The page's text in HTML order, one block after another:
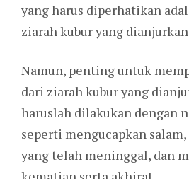
yang harus diperhatikan
ziarah kubur yang
Namun, penting untuk
dari ziarah kubur yang
haruslah dilakukan dengan
seperti mengucapkan
yang telah meninggal, dan